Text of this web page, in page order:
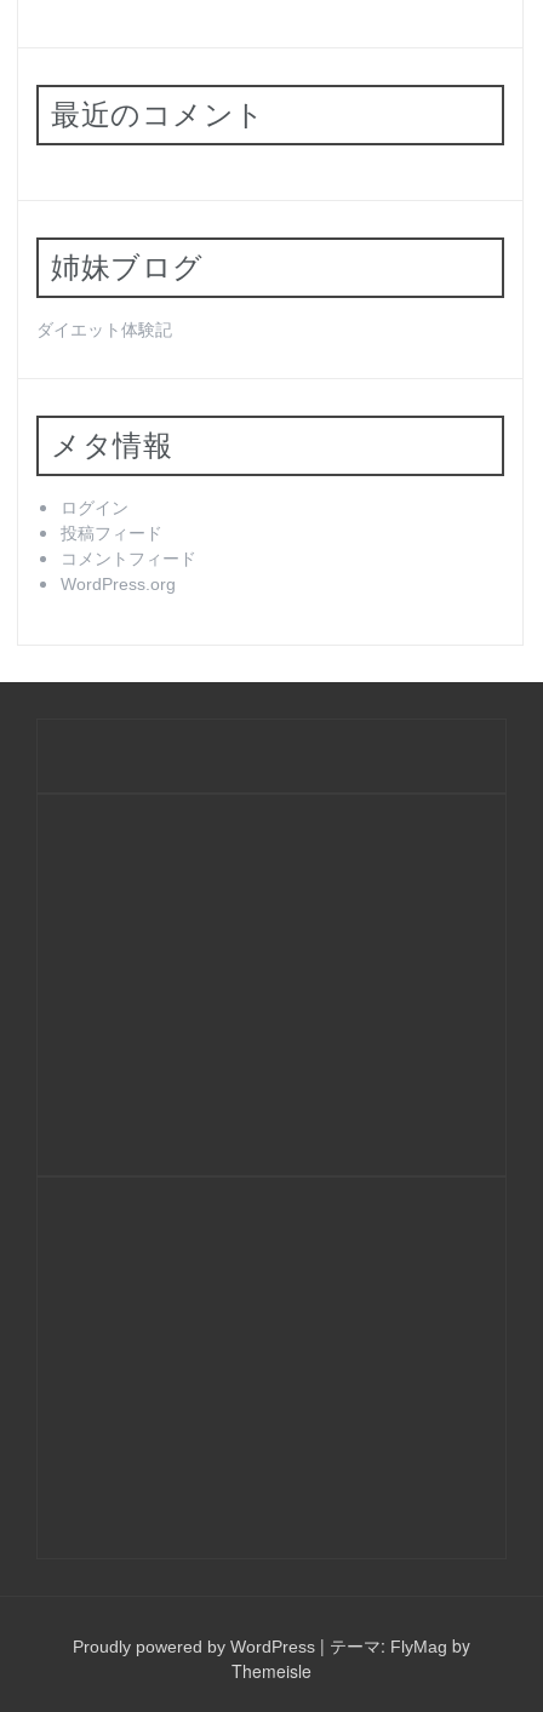
最近のコメント
姉妹ブログ
ダイエット体験記
メタ情報
ログイン
投稿フィード
コメントフィード
WordPress.org
Proudly powered by WordPress | テーマ: FlyMag by
Themeisle